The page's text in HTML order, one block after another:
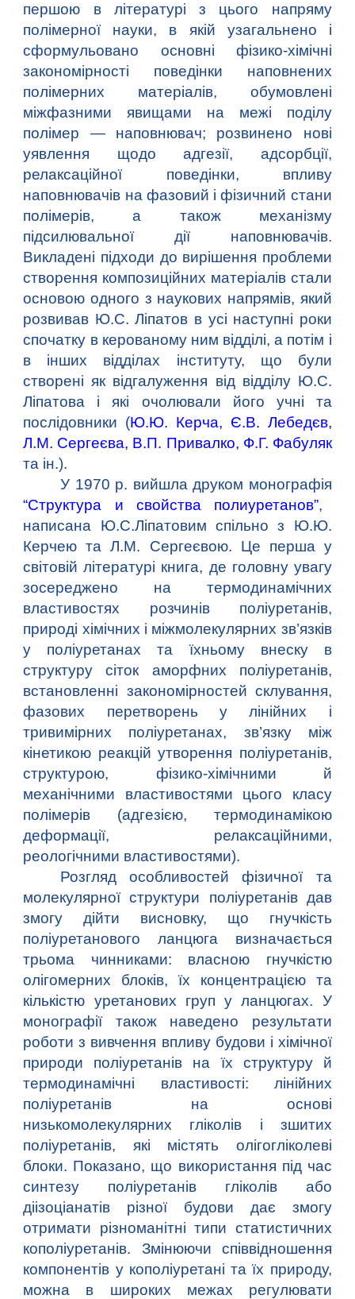
першою в літературі з цього напряму
полімерної науки, в якій узагальнено і
сформульовано основні фізико-хімічні
закономірності поведінки наповнених
полімерних матеріалів, обумовлені
міжфазними явищами на межі поділу
полімер — наповнювач; розвинено нові
уявлення щодо адгезії, адсорбції,
релаксаційної поведінки, впливу
наповнювачів на фазовий і фізичний стани
полімерів, а також механізму
підсилювальної дії наповнювачів.
Викладені підходи до вирішення проблеми
створення композиційних матеріалів стали
основою одного з наукових напрямів, який
розвивав Ю.С. Ліпатов в усі наступні роки
спочатку в керованому ним відділі, а потім і
в інших відділах інституту, що були
створені як відгалуження від відділу Ю.С.
Ліпатова і які очолювали його учні та
послідовники (Ю.Ю. Керча, Є.В. Лебедєв,
Л.М. Сергеєва, В.П. Привалко, Ф.Г. Фабуляк
та ін.).
У 1970 р. вийшла друком монографія
“Структура и свойства полиуретанов”,
написана Ю.С.Ліпатовим спільно з Ю.Ю.
Керчею та Л.М. Сергеєвою. Це перша у
світовій літературі книга, де головну увагу
зосереджено на термодинамічних
властивостях розчинів поліуретанів,
природі хімічних і міжмолекулярних зв’язків
у поліуретанах та їхньому внеску в
структуру сіток аморфних поліуретанів,
встановленні закономірностей склування,
фазових перетворень у лінійних і
тривимірних поліуретанах, зв’язку між
кінетикою реакцій утворення поліуретанів,
структурою, фізико-хімічними й
механічними властивостями цього класу
полімерів (адгезією, термодинамікою
деформації, релаксаційними,
реологічними властивостями).
Розгляд особливостей фізичної та
молекулярної структури поліуретанів дав
змогу дійти висновку, що гнучкість
поліуретанового ланцюга визначається
трьома чинниками: власною гнучкістю
олігомерних блоків, їх концентрацією та
кількістю уретанових груп у ланцюгах. У
монографії також наведено результати
роботи з вивчення впливу будови і хімічної
природи поліуретанів на їх структуру й
термодинамічні властивості: лінійних
поліуретанів на основі
низькомолекулярних гліколів і зшитих
поліуретанів, які містять олігогліколеві
блоки. Показано, що використання під час
синтезу поліуретанів гліколів або
діізоціанатів різної будови дає змогу
отримати різноманітні типи статистичних
кополіуретанів. Змінюючи співвідношення
компонентів у кополіуретані та їх природу,
можна в широких межах регулювати